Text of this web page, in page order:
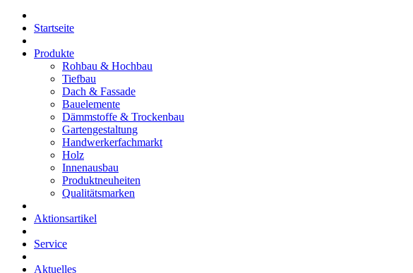
Startseite
Produkte
Rohbau & Hochbau
Tiefbau
Dach & Fassade
Bauelemente
Dämmstoffe & Trockenbau
Gartengestaltung
Handwerkerfachmarkt
Holz
Innenausbau
Produktneuheiten
Qualitätsmarken
Aktionsartikel
Service
Aktuelles